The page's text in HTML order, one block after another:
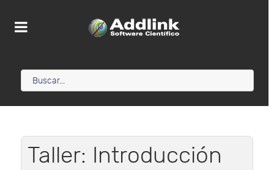
Taller: Introducción